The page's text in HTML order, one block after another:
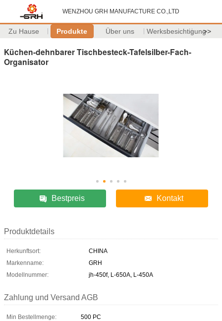
WENZHOU GRH MANUFACTURE CO.,LTD
Zu Hause Produkte Über uns Werksbesichtigung>>
Küchen-dehnbarer Tischbesteck-Tafelsilber-Fach-
Organisator
Bestpreis Kontakt
Produktdetails
Herkunftsort:
CHINA
Markenname:
GRH
Modellnummer:
jh-450f, L-650A, L-450A
Zahlung und Versand AGB
Min Bestellmenge:
500 PC